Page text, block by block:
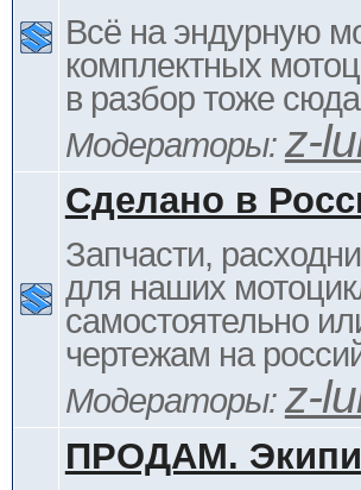
Всё на эндурную
комплектных
в разбор тоже
Модераторы: z-
Сделано в
Запчасти,
для наших
самостоятельно
чертежам на
Модераторы: z-
ПРОДАМ.